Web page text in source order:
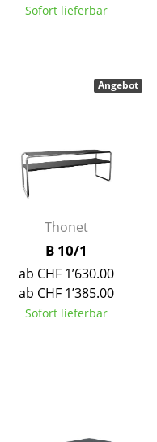
Sofort lieferbar
Thonet
B 10/1
ab CHF 1’630.00
ab CHF 1’385.00
Sofort lieferbar
Angebot